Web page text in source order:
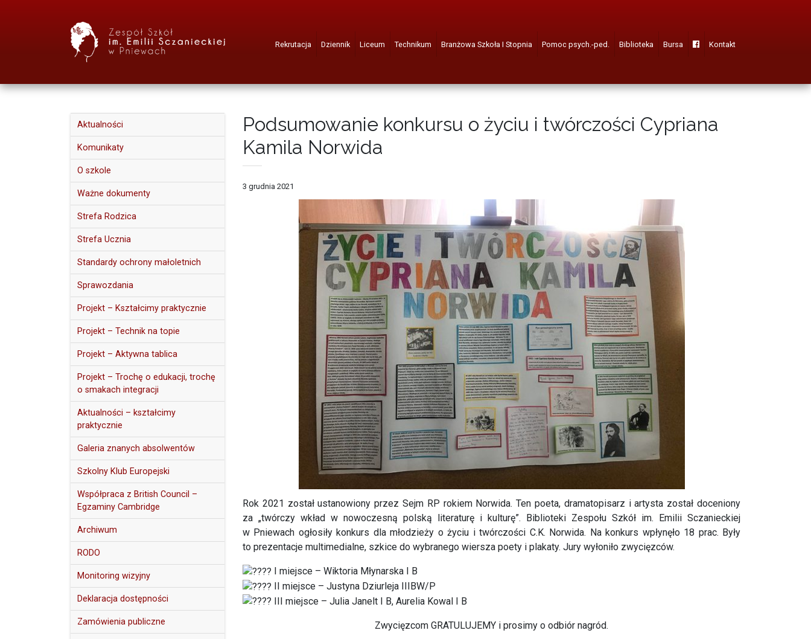
Rekrutacja Dziennik Liceum Technikum Branżowa Szkoła I Stopnia Pomoc psych.-ped. Biblioteka Bursa Kontakt
Podsumowanie konkursu o życiu i twórczości Cypriana
Kamila Norwida
3 grudnia 2021
Rok 2021 został ustanowiony przez Sejm RP rokiem Norwida. Ten poeta, dramatopisarz i artysta został doceniony
za „twórczy wkład w nowoczesną polską literaturę i kulturę”. Biblioteki Zespołu Szkół im. Emilii Sczanieckiej
w Pniewach ogłosiły konkurs dla młodzieży o życiu i twórczości C.K. Norwida. Na konkurs wpłynęło 18 prac. Były
to prezentacje multimedialne, szkice do wybranego wiersza poety i plakaty. Jury wyłoniło zwycięzców.
I miejsce – Wiktoria Młynarska I B
II miejsce – Justyna Dziurleja IIIBW/P
III miejsce – Julia Janelt I B, Aurelia Kowal I B
Zwycięzcom GRATULUJEMY i prosimy o odbiór nagród.
Aktualności
Komunikaty
O szkole
Ważne dokumenty
Strefa Rodzica
Strefa Ucznia
Standardy ochrony małoletnich
Sprawozdania
Projekt – Kształcimy praktycznie
Projekt – Technik na topie
Projekt – Aktywna tablica
Projekt – Trochę o edukacji, trochę
o smakach integracji
Aktualności – kształcimy
praktycznie
Galeria znanych absolwentów
Szkolny Klub Europejski
Współpraca z British Council –
Egzaminy Cambridge
Archiwum
RODO
Monitoring wizyjny
Deklaracja dostępności
Zamówienia publiczne